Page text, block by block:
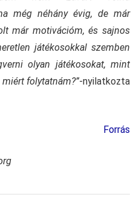
még néhány évig, de már
már motivációm, és sajnos
játékosokkal szemben
olyan játékosokat, mint
folytatnám?”-nyilatkozta
Forrás